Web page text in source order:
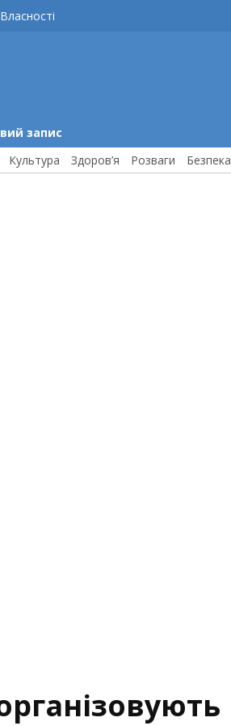
запис
Культура Здоров’я Розваги Безпека